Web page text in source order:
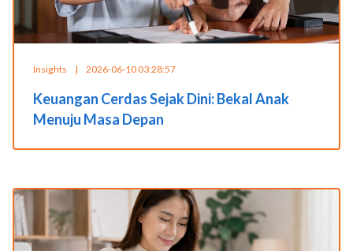
Insights | 2026-06-10 03:28:57
Keuangan Cerdas Sejak Dini: Bekal Anak
Menuju Masa Depan